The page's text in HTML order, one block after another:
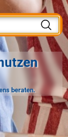
beraten.